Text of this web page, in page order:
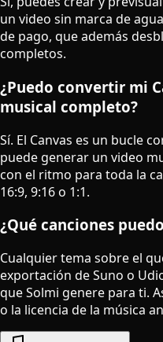
un video sin marca de
de pago, que además
completos.
¿Puedo convertir mi
musical completo?
Sí. El Canvas es un bucle
puede generar un video
con el ritmo para toda la
16:9, 9:16 o 1:1.
¿Qué canciones
Cualquier tema sobre el
exportación de Suno o
que Solmi genere para ti.
o la licencia de la música